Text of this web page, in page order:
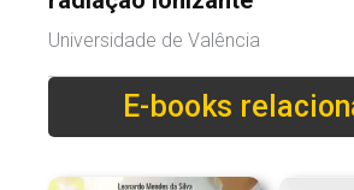
Universidade de Valência
E-books